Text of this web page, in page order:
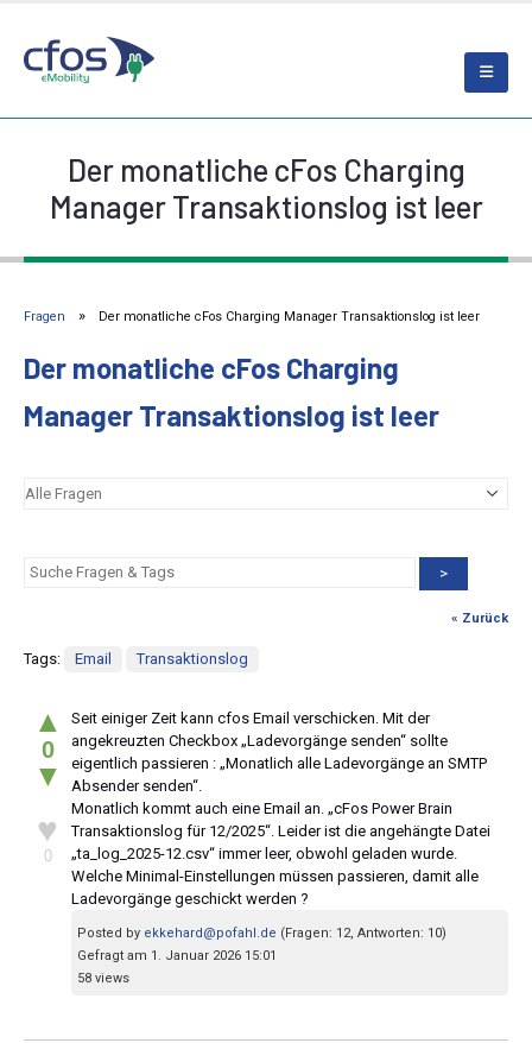
Der monatliche cFos Charging
Manager Transaktionslog ist leer
Fragen Der monatliche cFos Charging Manager Transaktionslog ist leer
Der monatliche cFos Charging
Manager Transaktionslog ist leer
>
« Zurück
Tags: Email Transaktionslog
▲
0
▼
♥
0
Seit einiger Zeit kann cfos Email verschicken. Mit der
angekreuzten Checkbox „Ladevorgänge senden“ sollte
eigentlich passieren : „Monatlich alle Ladevorgänge an SMTP
Absender senden“.
Monatlich kommt auch eine Email an. „cFos Power Brain
Transaktionslog für 12/2025“. Leider ist die angehängte Datei
„ta_log_2025-12.csv“ immer leer, obwohl geladen wurde.
Welche Minimal-Einstellungen müssen passieren, damit alle
Ladevorgänge geschickt werden ?
Posted by ekkehard@pofahl.de (Fragen: 12, Antworten: 10)
Gefragt am 1. Januar 2026 15:01
58 views